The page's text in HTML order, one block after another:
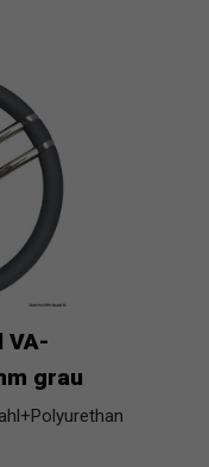
VA-
grau